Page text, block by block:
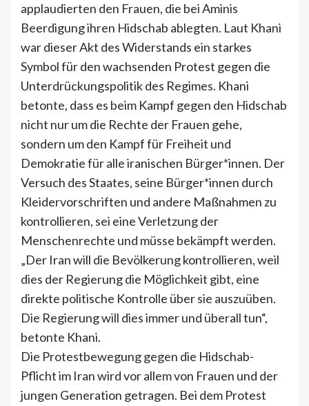
applaudierten den Frauen, die bei Aminis
Beerdigung ihren Hidschab ablegten. Laut Khani
war dieser Akt des Widerstands ein starkes
Symbol für den wachsenden Protest gegen die
Unterdrückungspolitik des Regimes. Khani
betonte, dass es beim Kampf gegen den Hidschab
nicht nur um die Rechte der Frauen gehe,
sondern um den Kampf für Freiheit und
Demokratie für alle iranischen Bürger*innen. Der
Versuch des Staates, seine Bürger*innen durch
Kleidervorschriften und andere Maßnahmen zu
kontrollieren, sei eine Verletzung der
Menschenrechte und müsse bekämpft werden.
„Der Iran will die Bevölkerung kontrollieren, weil
dies der Regierung die Möglichkeit gibt, eine
direkte politische Kontrolle über sie auszuüben.
Die Regierung will dies immer und überall tun“,
betonte Khani.
Die Protestbewegung gegen die Hidschab-
Pflicht im Iran wird vor allem von Frauen und der
jungen Generation getragen. Bei dem Protest